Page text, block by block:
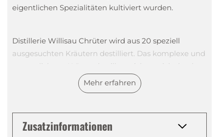
eigentlichen Spezialitäten kultiviert wurden.
Distillerie Willisau Chrüter wird aus 20 speziell
ausgesuchten Kräutern destilliert. Das komplexe und
ausgeglichene Kräuterdestillat zeichnet sich durch
den Geschmack von Fenchel und Kümmel aus und
wird harmonisch abgerundet durch eine feine Anis
Mehr erfahren
Zusatzinformationen